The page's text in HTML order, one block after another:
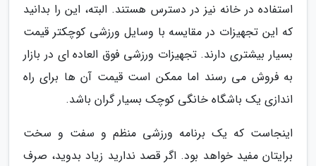
استفاده در خانه نیز در دسترس هستند. البته، این را بدانید
که این تجهیزات در مقایسه با وسایل ورزشی کوچکتر قیمت
بسیار بیشتری دارند. تجهیزات ورزشی فوق العاده ای در بازار
به فروش می رسند اما ممکن است قیمت آن ها برای راه
اندازی یک باشگاه خانگی کوچک بسیار گران باشد.
اینجاست که یک برنامه ورزشی منظم و سفت و سخت
برایتان مفید خواهد بود. اگر قصد ندارید زیاد بدوید، صرف